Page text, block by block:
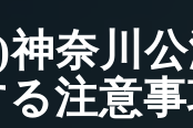
)神奈川
注意